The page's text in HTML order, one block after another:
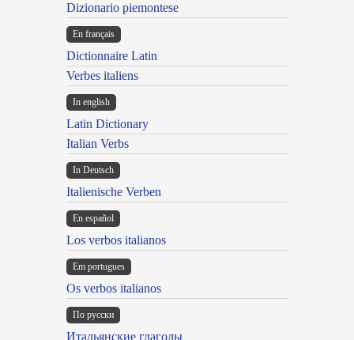
Dizionario piemontese
En français
Dictionnaire Latin
Verbes italiens
In english
Latin Dictionary
Italian Verbs
In Deutsch
Italienische Verben
En español
Los verbos italianos
Em portugues
Os verbos italianos
По русски
Итальянские глаголы